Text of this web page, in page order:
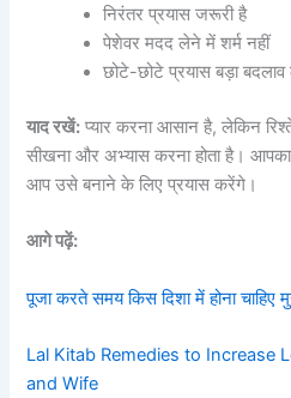
निरंतर प्रयास जरूरी है
पेशेवर मदद लेने में शर्म नहीं
छोटे-छोटे प्रयास बड़ा बदलाव
याद रखें: प्यार करना आसान है, लेकिन
सीखना और अभ्यास करना होता है। आपका
आप उसे बनाने के लिए प्रयास करेंगे।
आगे पढ़ें:
पूजा करते समय किस दिशा में होना चाहिए
Lal Kitab Remedies to Increase
and Wife